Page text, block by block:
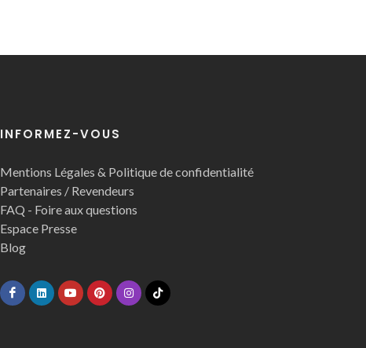
INFORMEZ-VOUS
Mentions Légales & Politique de confidentialité
Partenaires / Revendeurs
FAQ - Foire aux questions
Espace Presse
Blog